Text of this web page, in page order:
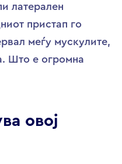
латерален
пристап го
меѓу мускулите,
Што е огромна
овој